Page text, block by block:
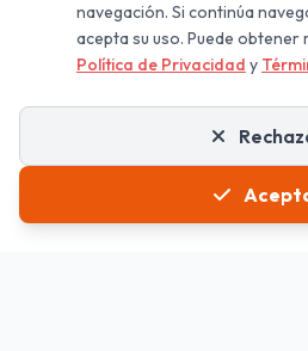
navegación. Si continúa
acepta su uso. Puede
Política de Privacidad y